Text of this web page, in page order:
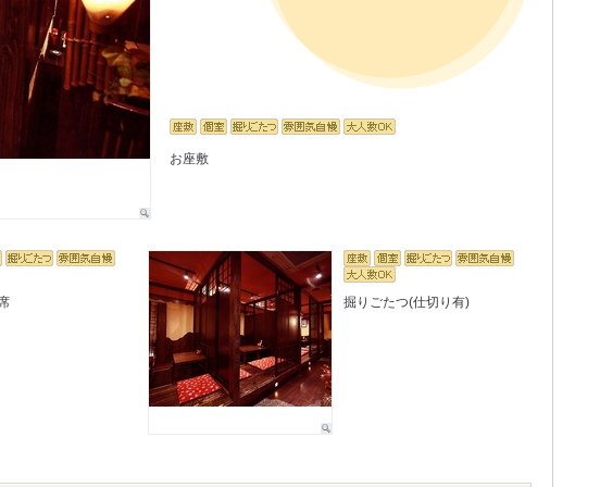
お座敷
掘りごたつ(仕切り有)